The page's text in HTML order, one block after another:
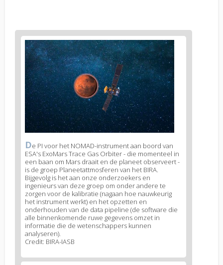
News
image
1
News
image
legend
1
De PI voor het NOMAD-instrument aan boord van
ESA's ExoMars Trace Gas Orbiter - die momenteel in
een baan om Mars draait en de planeet observeert -
is de groep Planeetattmosferen van het BIRA.
Bijgevolg is het aan onze onderzoekers en
ingenieurs van deze groep om onder andere te
zorgen voor de kalibratie (nagaan hoe nauwkeurig
het instrument werkt) en het opzetten en
onderhouden van de data pipeline (de software die
alle binnenkomende ruwe gegevens omzet in
informatie die de wetenschappers kunnen
analyseren).
Credit: BIRA-IASB